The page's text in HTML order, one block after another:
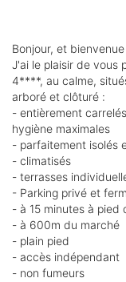
Bonjour, et
J'ai le plaisir de vous
4****, au calme,
arboré et clôturé :
- entièrement
hygiène maximales
- parfaitement isolés
- climatisés
- terrasses
- Parking privé et
- à 15 minutes à pied
- à 600m du marché
- plain pied
- accès indépendant
- non fumeurs